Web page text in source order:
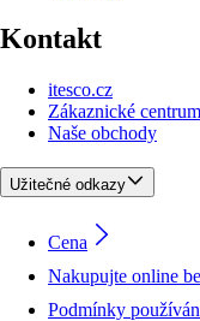
Kontakt
itesco.cz
Zákaznické
Naše obchody
Užitečné odkazy
Cena
Nakupujte online
Podmínky